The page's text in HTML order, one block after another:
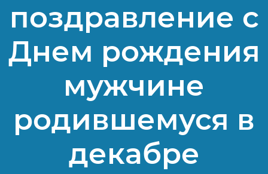
поздравление с
Днем рождения
мужчине
родившемуся в
декабре